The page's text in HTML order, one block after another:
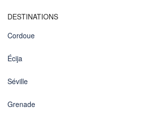
DESTINATIONS
Cordoue
Écija
Séville
Grenade